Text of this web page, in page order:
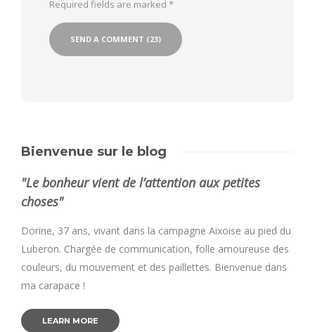
Required fields are marked *
Bienvenue sur le blog
"Le bonheur vient de l’attention aux petites
choses"
Dorine, 37 ans, vivant dans la campagne Aixoise au pied du
Luberon. Chargée de communication, folle amoureuse des
couleurs, du mouvement et des paillettes. Bienvenue dans
ma carapace !
LEARN MORE